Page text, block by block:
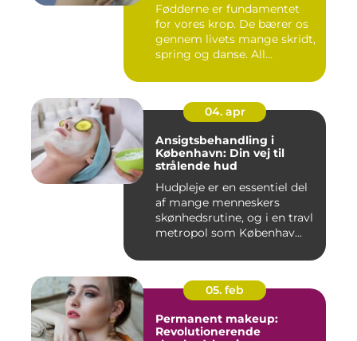
Fødderne er fundamentet
for vores krop. De bærer os
gennem livets mange skridt,
spring og danse. All...
04. apr
Ansigtsbehandling i
København: Din vej til
strålende hud
Hudpleje er en essentiel del
af mange menneskers
skønhedsrutine, og i en travl
metropol som Københav...
05. feb
Permanent makeup:
Revolutionerende